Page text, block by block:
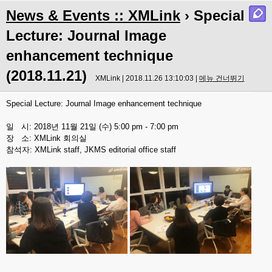
News & Events :: XMLink › Special
Lecture: Journal Image
enhancement technique
(2018.11.21)
XMLink | 2018.11.26 13:10:03 | 메뉴 건너뛰기
Special Lecture: Journal Image enhancement technique
일 시: 2018년 11월 21일 (수) 5:00 pm - 7:00 pm
장 소: XMLink 회의실
참석자: XMLink staff, JKMS editorial office staff